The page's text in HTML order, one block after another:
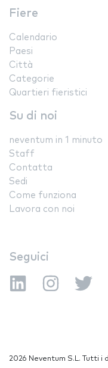
Fiere
Calendario
Paesi
Città
Categorie
Quartieri fieristici
Su di noi
neventum in 1 minuto
Staff
Contatta
Sedi
Come funziona
Lavora con noi
Seguici
2026 Neventum S.L. Tutti